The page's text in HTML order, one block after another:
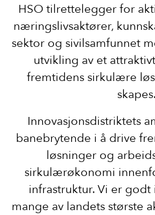
​HSO tilrettelegger for
næringslivsaktører,
sektor og sivilsamfunnet
utvikling av et
fremtidens sirkulære
skapes.
Innovasjonsdistriktets
banebrytende i å drive
løsninger og
sirkulærøkonomi
infrastruktur. Vi er
mange av landets største